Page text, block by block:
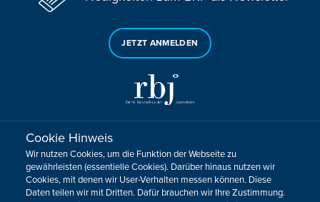
JETZT ANMELDEN
Sie haben noch Fragen oder Anmerkungen?
KONTAKTIEREN SIE UNS!
Cookie Hinweis
Wir nutzen Cookies, um die Funktion der Webseite zu
gewährleisten (essentielle Cookies). Darüber hinaus nutzen wir
Cookies, mit denen wir User-Verhalten messen können. Diese
Daten teilen wir mit Dritten. Dafür brauchen wir Ihre Zustimmung.